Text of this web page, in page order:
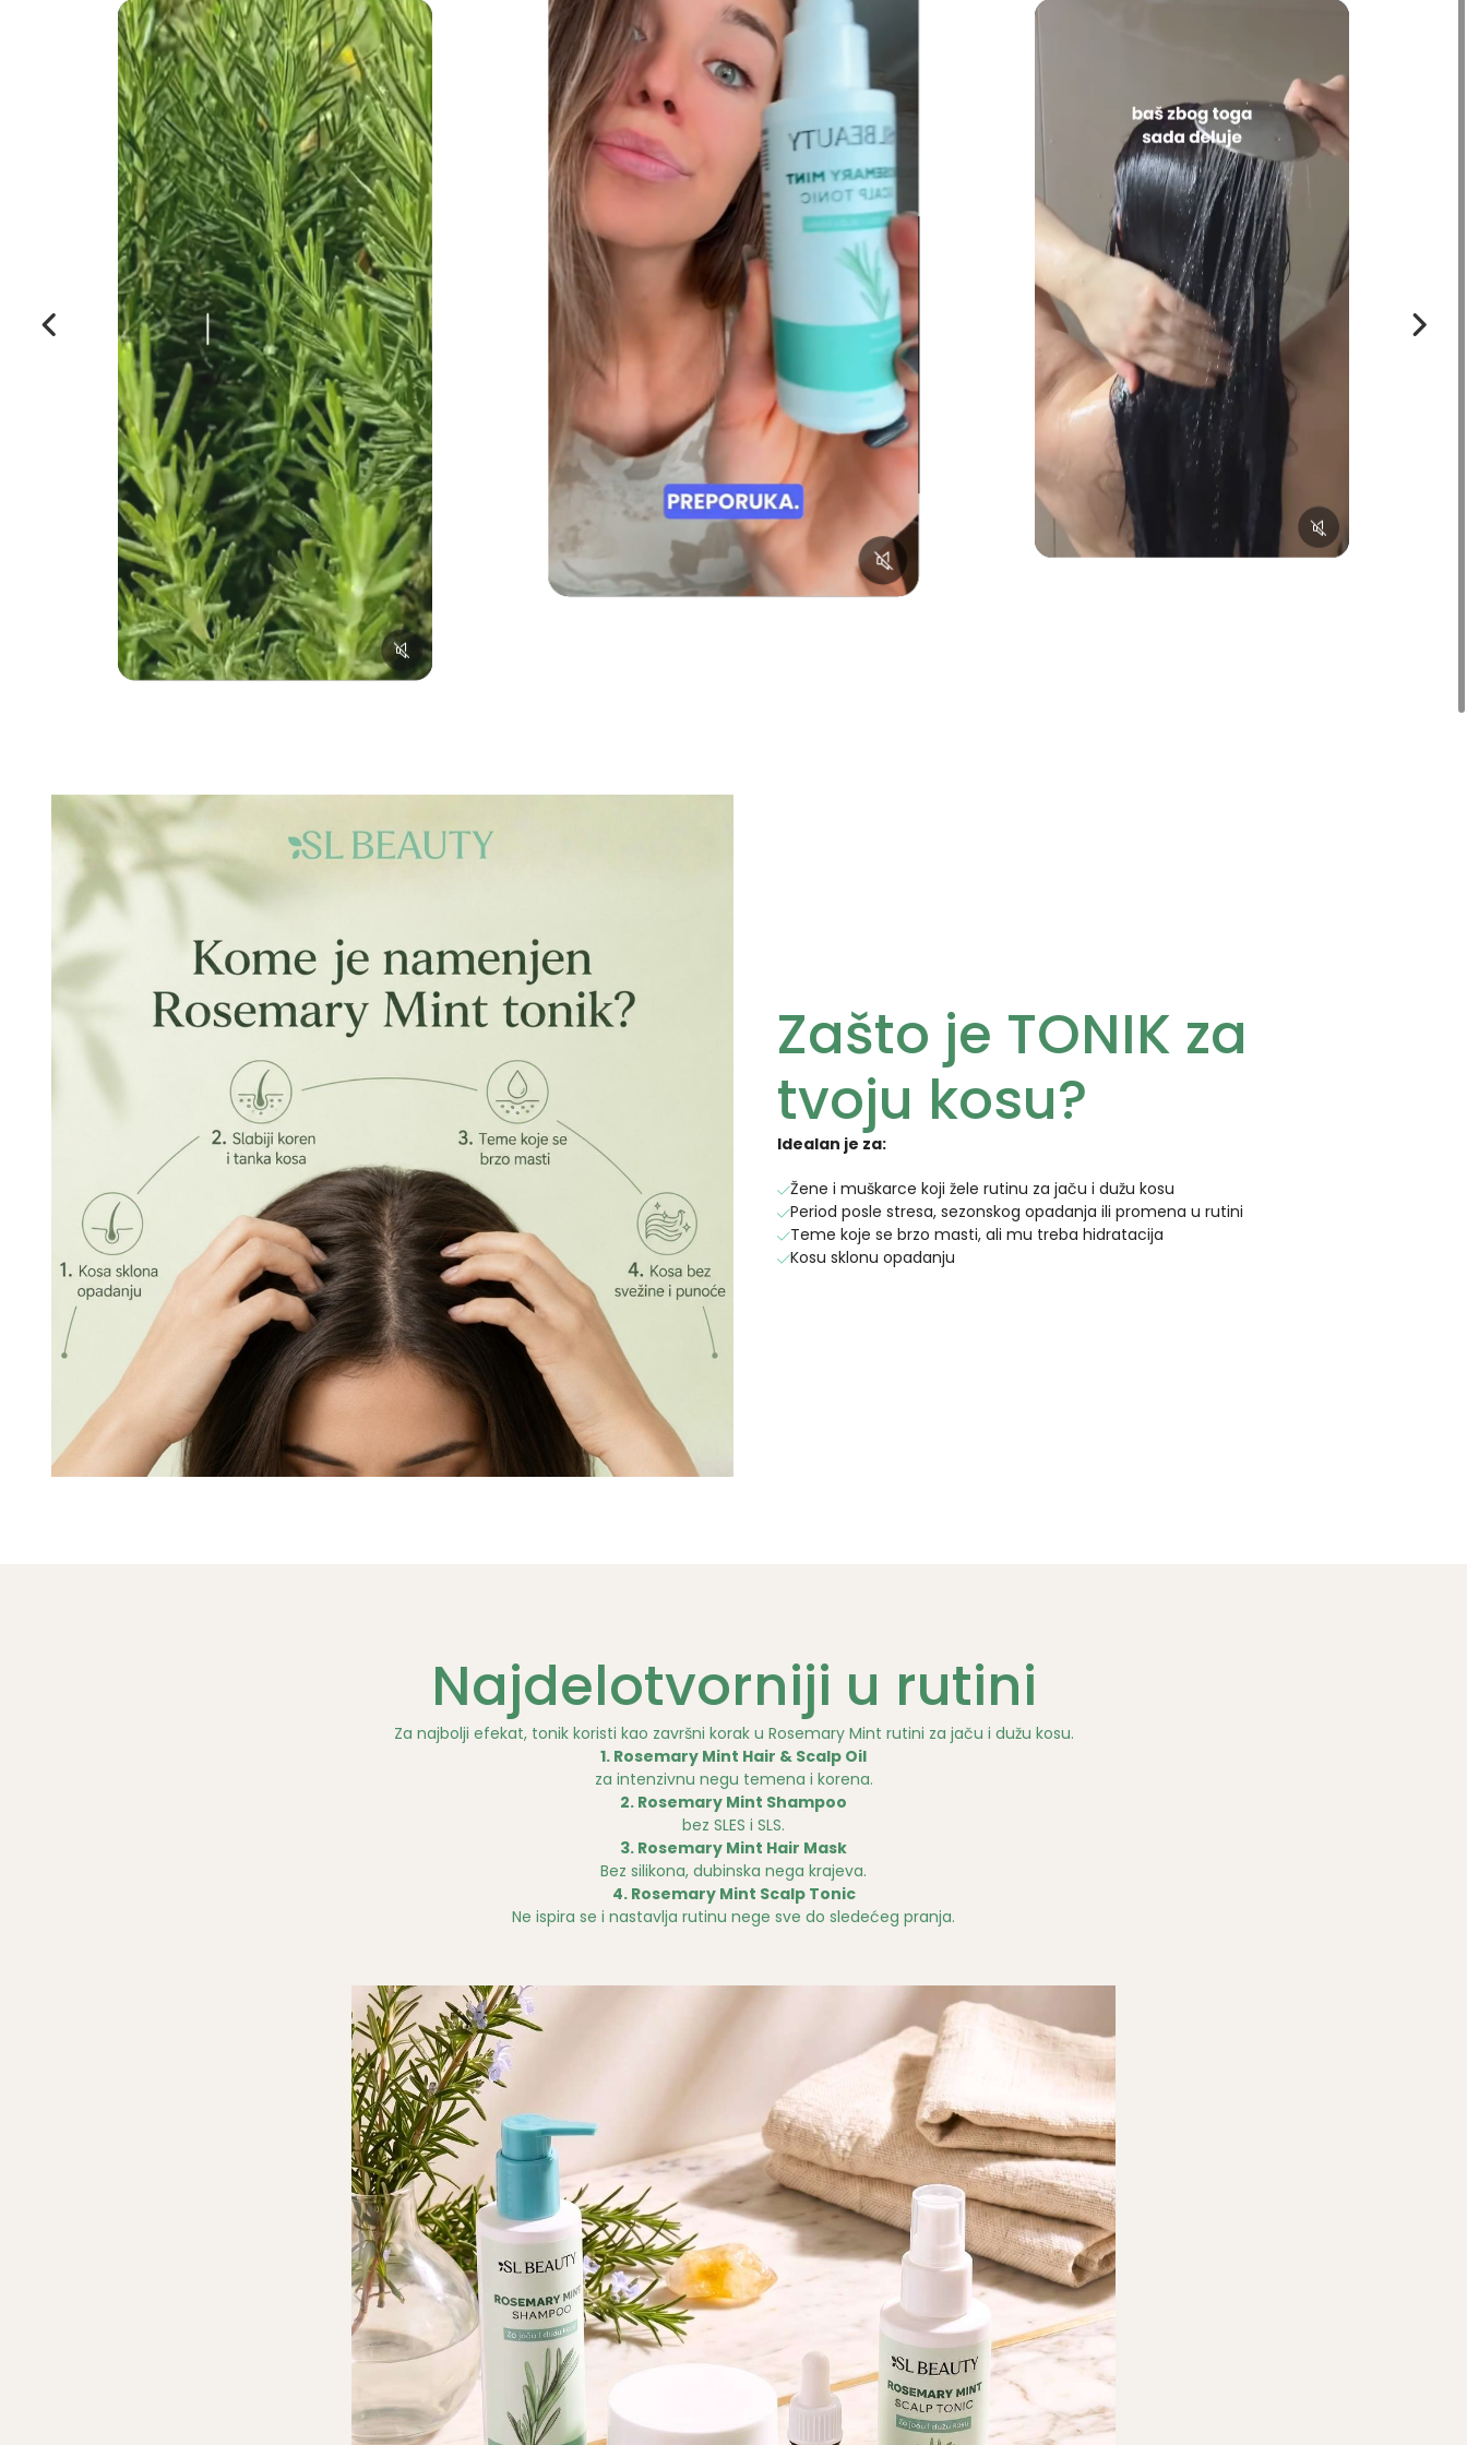
Zašto je TONIK za
tvoju kosu?
Idealan je za:
Žene i muškarce koji žele rutinu za jaču i dužu kosu
Period posle stresa, sezonskog opadanja ili promena u rutini
Teme koje se brzo masti, ali mu treba hidratacija
Kosu sklonu opadanju
Najdelotvorniji u rutini
Za najbolji efekat, tonik koristi kao završni korak u Rosemary Mint rutini za jaču i dužu kosu.
1. Rosemary Mint Hair & Scalp Oil
za intenzivnu negu temena i korena.
2. Rosemary Mint Shampoo
bez SLES i SLS.
3. Rosemary Mint Hair Mask
Bez silikona, dubinska nega krajeva.
4. Rosemary Mint Scalp Tonic
Ne ispira se i nastavlja rutinu nege sve do sledećeg pranja.